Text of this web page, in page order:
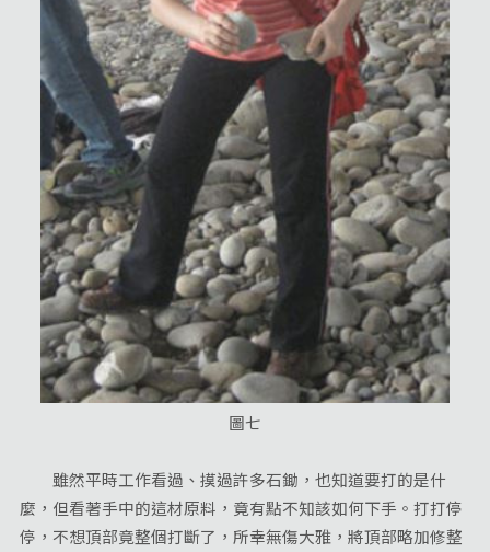
圖七
雖然平時工作看過、摸過許多石鋤，也知道要打的是什
麼，但看著手中的這材原料，竟有點不知該如何下手。打打停
停，不想頂部竟整個打斷了，所幸無傷大雅，將頂部略加修整